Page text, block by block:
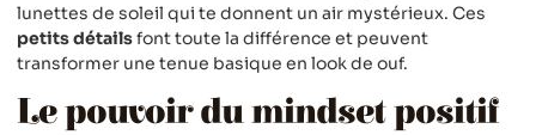
lunettes de soleil qui te donnent un air mystérieux. Ces
petits détailsfont toute la différence et peuvent
transformer une tenue basique en look de ouf.
Le pouvoir du mindset positif